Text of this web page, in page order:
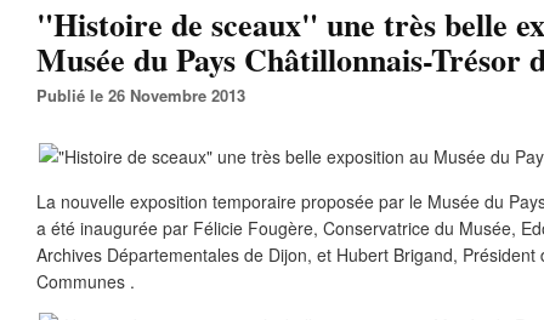
"Histoire de sceaux" une très belle
Musée du Pays Châtillonnais-Trésor
Publié le 26 Novembre 2013
La nouvelle exposition temporaire proposée par le Musée du
a été inaugurée par Félicie Fougère, Conservatrice du Musée,
Archives Départementales de Dijon, et Hubert Brigand,
Communes .